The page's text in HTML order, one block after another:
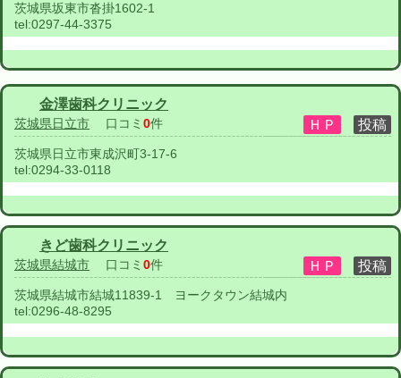
茨城県坂東市沓掛1602-1
tel:0297-44-3375
金澤歯科クリニック
茨城県日立市 口コミ 0件
茨城県日立市東成沢町3-17-6
tel:0294-33-0118
きど歯科クリニック
茨城県結城市 口コミ 0件
茨城県結城市結城11839-1 ヨークタウン結城内
tel:0296-48-8295